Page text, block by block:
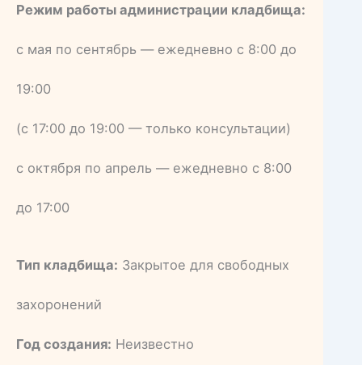
Режим работы администрации кладбища:
с мая по сентябрь — ежедневно с 8:00 до
19:00
(с 17:00 до 19:00 — только консультации)
с октября по апрель — ежедневно с 8:00
до 17:00
Тип кладбища: Закрытое для свободных
захоронений
Год создания: Неизвестно